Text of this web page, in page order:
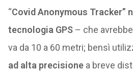
“Covid Anonymous Tracker”
tecnologia GPS– che
va da 10 a 60 metri; bensì
ad alta precisionea breve